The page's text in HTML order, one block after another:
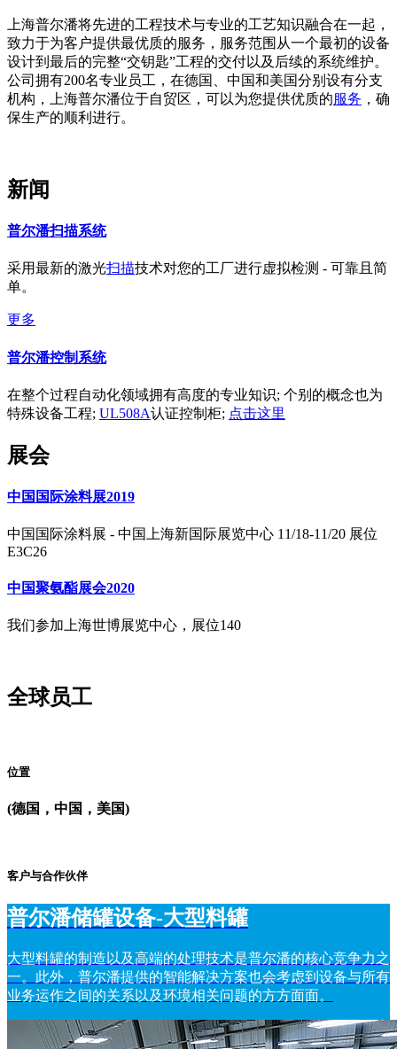
上海普尔潘将先进的工程技术与专业的工艺知识融合在一起，
致力于为客户提供最优质的服务，服务范围从一个最初的设备
设计到最后的完整“交钥匙”工程的交付以及后续的系统维护。
公司拥有200名专业员工，在德国、中国和美国分别设有分支
机构，上海普尔潘位于自贸区，可以为您提供优质的服务 ，确
保生产的顺利进行。
新闻
普尔潘扫描系统
采用最新的激光扫描技术对您的工厂进行虚拟检测 - 可靠且简
单。
更多
普尔潘控制系统
在整个过程自动化领域拥有高度的专业知识; 个别的概念也为
特殊设备工程; UL508A认证控制柜; 点击这里
展会
中国国际涂料展2019
中国国际涂料展 - 中国上海新国际展览中心 11/18-11/20 展位
E3C26
中国聚氨酯展会2020
我们参加上海世博展览中心，展位140
全球员工
位置
(德国，中国，美国)
客户与合作伙伴
普尔潘储罐设备-大型料罐
大型料罐的制造以及高端的处理技术是普尔潘的核心竞争力之
一。此外，普尔潘提供的智能解决方案也会考虑到设备与所有
业务运作之间的关系以及环境相关问题的方方面面。